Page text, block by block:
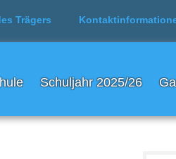
Trägers
Schuljahr 2025/26